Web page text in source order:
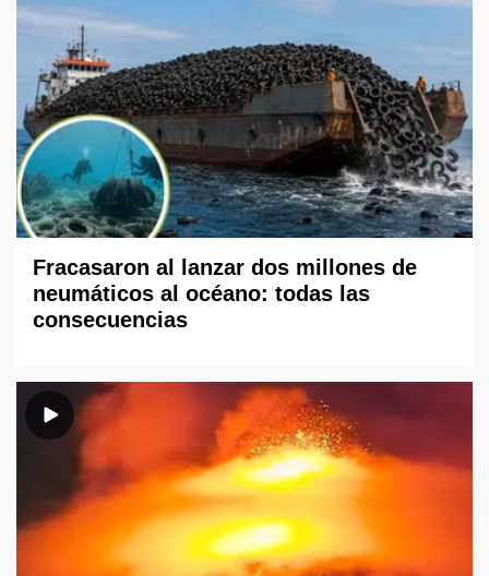
Fracasaron al lanzar dos millones de
neumáticos al océano: todas las
consecuencias